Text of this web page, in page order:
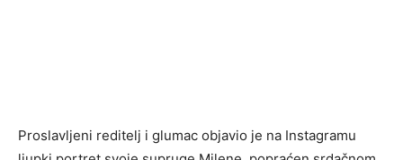
Proslavljeni reditelj i glumac objavio je na Instagramu